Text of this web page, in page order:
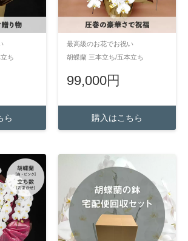
ち
ら
最高級のお花でお祝い
胡蝶蘭 三本立ち/五本立ち
99,000円
購入はこちら